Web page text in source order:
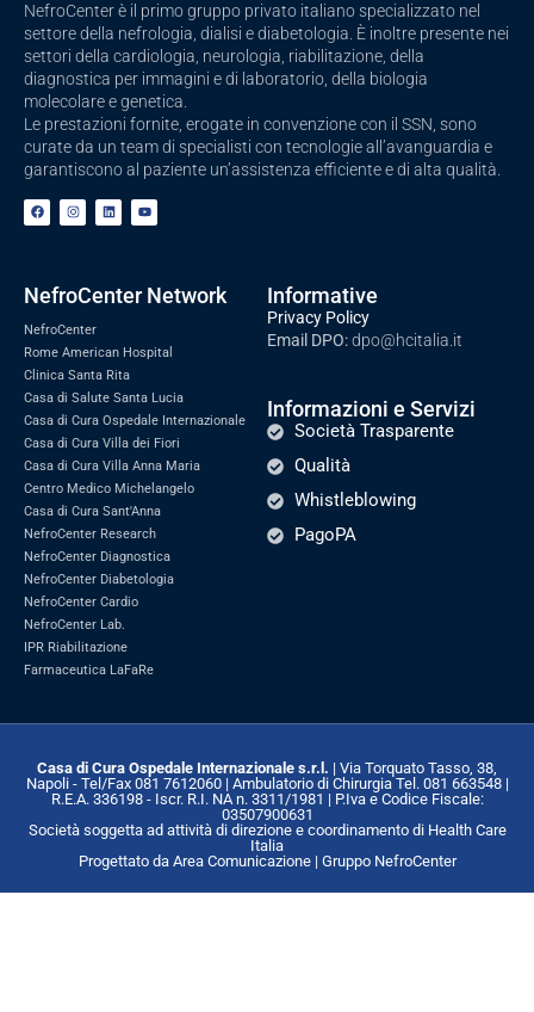
NefroCenter è il primo gruppo privato italiano specializzato nel
settore della nefrologia, dialisi e diabetologia. È inoltre presente nei
settori della cardiologia, neurologia, riabilitazione, della
diagnostica per immagini e di laboratorio, della biologia
molecolare e genetica.
Le prestazioni fornite, erogate in convenzione con il SSN, sono
curate da un team di specialisti con tecnologie all’avanguardia e
garantiscono al paziente un’assistenza efficiente e di alta qualità.
NefroCenter Network
NefroCenter
Rome American Hospital
Clinica Santa Rita
Casa di Salute Santa Lucia
Casa di Cura Ospedale Internazionale
Casa di Cura Villa dei Fiori
Casa di Cura Villa Anna Maria
Centro Medico Michelangelo
Casa di Cura Sant'Anna
NefroCenter Research
NefroCenter Diagnostica
NefroCenter Diabetologia
NefroCenter Cardio
NefroCenter Lab.
IPR Riabilitazione
Farmaceutica LaFaRe
Informative
Privacy Policy
Email DPO:dpo@hcitalia.it
Informazioni e Servizi
Società Trasparente
Qualità
Whistleblowing
PagoPA
Casa di Cura Ospedale Internazionale s.r.l. | Via Torquato Tasso, 38,
Napoli - Tel/Fax 081 7612060 | Ambulatorio di Chirurgia Tel. 081 663548 |
R.E.A. 336198 - Iscr. R.I. NA n. 3311/1981 | P.Iva e Codice Fiscale:
03507900631
Società soggetta ad attività di direzione e coordinamento di Health Care
Italia
Progettato da Area Comunicazione | Gruppo NefroCenter